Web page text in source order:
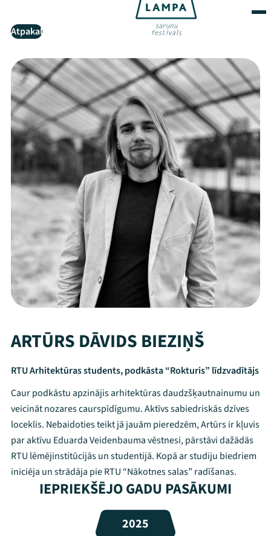
Mana programma
Festivāls
Atpakaļ
ARTŪRS DĀVIDS BIEZIŅŠ
RTU Arhitektūras students, podkāsta “Rokturis” līdzvadītājs
Caur podkāstu apzinājis arhitektūras daudzšķautnainumu un
veicināt nozares caurspīdīgumu. Aktīvs sabiedriskās dzīves
loceklis. Nebaidoties teikt jā jauām pieredzēm, Artūrs ir kļuvis
par aktīvu Eduarda Veidenbauma vēstnesi, pārstāvi dažādās
RTU lēmējinstitūcijās un studentijā. Kopā ar studiju biedriem
iniciēja un strādāja pie RTU “Nākotnes salas” radīšanas.
IEPRIEKŠĒJO GADU PASĀKUMI
2025